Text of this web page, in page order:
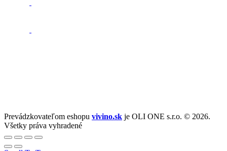
Prevádzkovateľom eshopu vivino.sk je OLI ONE s.r.o. © 2026.
Všetky práva vyhradené